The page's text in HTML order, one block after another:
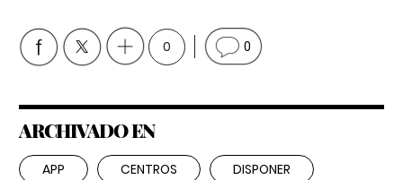
0 0
ARCHIVADO EN
APP CENTROS DISPONER